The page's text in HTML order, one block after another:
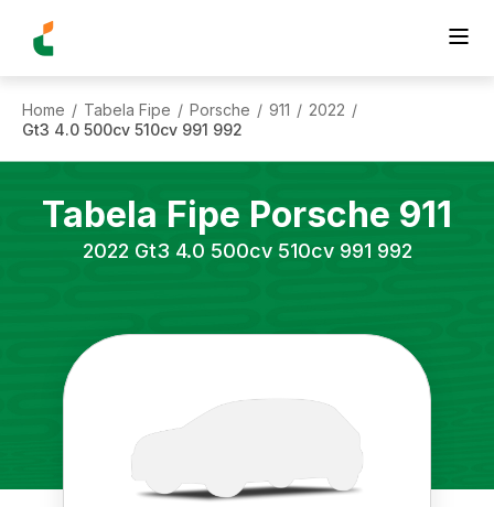
Home / Tabela Fipe / Porsche / 911 / 2022 /
Gt3 4.0 500cv 510cv 991 992
Tabela Fipe Porsche 911
2022 Gt3 4.0 500cv 510cv 991 992